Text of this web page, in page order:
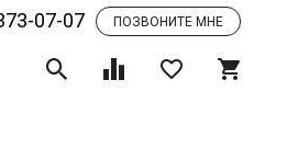
07-07 ПОЗВОНИТЕ МНЕ